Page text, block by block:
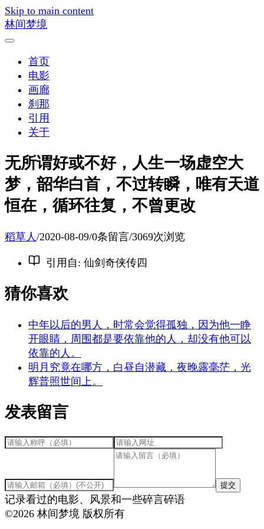
Skip to main content
林间梦境
首页
电影
画廊
刹那
引用
关于
无所谓好或不好，人生一场虚空大
梦，韶华白首，不过转瞬，唯有天道
恒在，循环往复，不曾更改
稻草人 /2020-08-09/0条留言/3069次浏览
引用自 : 仙剑奇侠传四
猜你喜欢
中年以后的男人，时常会觉得孤独，因为他一睁
开眼睛，周围都是要依靠他的人，却没有他可以
依靠的人。
明月究竟在哪方，白昼自潜藏，夜晚露毫茫，光
辉普照世间上。
发表留言
提交
记录看过的电影、风景和一些碎言碎语
©2026 林间梦境 版权所有